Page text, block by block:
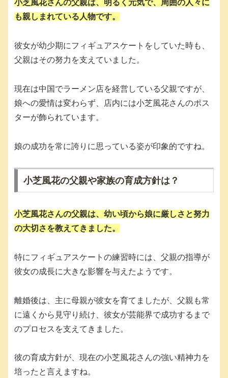
小芝風花さんの父親は、明るく元気で、周囲の人々に
も親しまれている人物です。
彼女が幼少期にフィギュアスケートをしていた時も、
父親はその努力を支えていました。
現在は中国でラーメン店を経営している父親ですが、
娘への愛情は変わらず、店内には小芝風花さんのポス
ターが飾られています。
娘の成功を常に誇りに思っている姿が印象的ですね。
小芝風花の父親や家族の育成方針は？
小芝風花さんの父親は、幼い頃から娘に厳しさと努力
の大切さを教えてきました。
特にフィギュアスケートの練習時には、父親の指導が
彼女の成長に大きな影響を与えたようです。
離婚後は、主に母親が彼女を育てましたが、父親も常
に遠くから見守り続け、彼女が芸能界で成功するまで
のプロセスを支えてきました。
彼の育成方針が、現在の小芝風花さんの強い精神力を
培ったと言えますね。